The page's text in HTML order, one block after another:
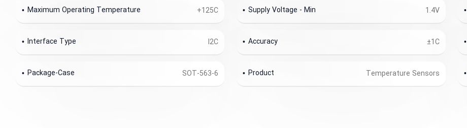
1.4V
Supply Voltage - Min
+125C
Maximum Operating Temperature
±1C
Accuracy
I2C
Interface Type
Temperature Sensors
Product
SOT-563-6
Package-Case